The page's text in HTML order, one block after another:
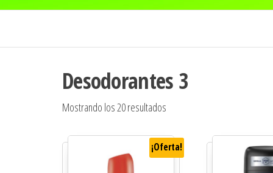
Desodorantes 3
Mostrando los 20 resultados
¡Oferta!